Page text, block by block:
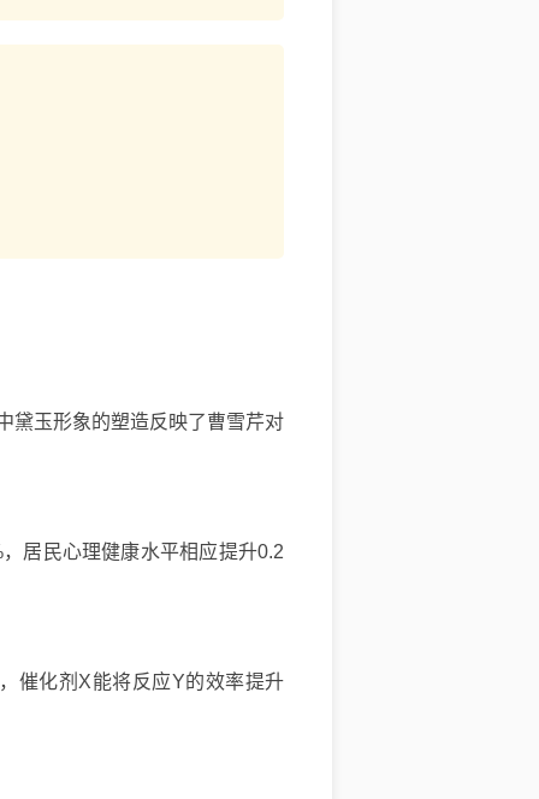
黛玉形象的塑造反映了曹雪芹对
居民心理健康水平相应提升0.2
催化剂X能将反应Y的效率提升